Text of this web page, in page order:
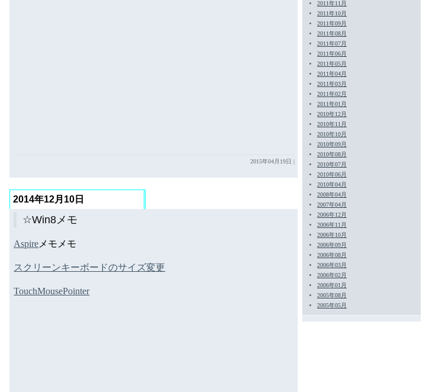
2015年04月19日|
2014年12月10日
☆Win8メモ
Aspire メモメモ
スクリーンキーボードのサイズ変更
TouchMousePointer
2011年11月
2011年10月
2011年09月
2011年08月
2011年07月
2011年06月
2011年05月
2011年04月
2011年03月
2011年02月
2011年01月
2010年12月
2010年11月
2010年10月
2010年09月
2010年08月
2010年07月
2010年06月
2010年04月
2008年04月
2007年04月
2006年12月
2006年11月
2006年10月
2006年09月
2006年08月
2006年03月
2006年02月
2006年01月
2005年08月
2005年05月